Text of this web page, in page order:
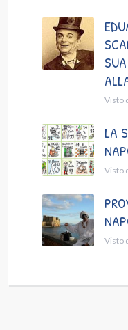
Visto
LA
Visto
Visto